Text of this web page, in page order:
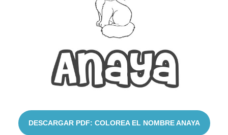
DESCARGAR PDF: COLOREA EL NOMBRE ANAYA